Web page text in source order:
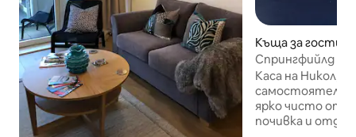
Къща за гости –
Спрингфийлд Westra Dinas Powys
CF64 4HA
Каса на Никол, разположена
самостоятелно
ярко чисто
почивка и отдих, топло през